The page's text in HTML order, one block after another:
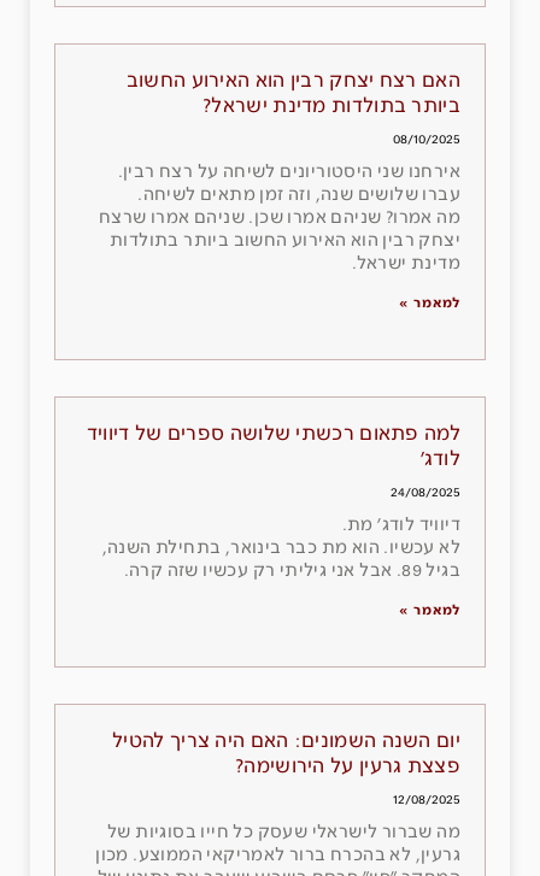
האם רצח יצחק רבין הוא האירוע החשוב
ביותר בתולדות מדינת ישראל?
08/10/2025
אירחנו שני היסטוריונים לשיחה על רצח רבין.
עברו שלושים שנה, וזה זמן מתאים לשיחה.
מה אמרו? שניהם אמרו שכן. שניהם אמרו שרצח
יצחק רבין הוא האירוע החשוב ביותר בתולדות
מדינת ישראל.
למאמר »
למה פתאום רכשתי שלושה ספרים של דיוויד
לודג׳
24/08/2025
דיוויד לודג׳ מת.
לא עכשיו. הוא מת כבר בינואר, בתחילת השנה,
בגיל 89. אבל אני גיליתי רק עכשיו שזה קרה.
למאמר »
יום השנה השמונים: האם היה צריך להטיל
פצצת גרעין על הירושימה?
12/08/2025
מה שברור לישראלי שעסק כל חייו בסוגיות של
גרעין, לא בהכרח ברור לאמריקאי הממוצע. מכון